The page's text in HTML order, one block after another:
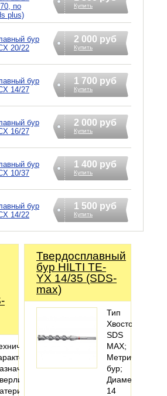
по
plus)
Купить
бур
20/22
2 000 руб
Купить
бур
14/27
1 700 руб
Купить
бур
16/27
2 000 руб
Купить
бур
10/37
1 400 руб
Купить
бур
14/22
1 500 руб
Купить
Твердосплавный
бур HILTI TE-
YX 14/35 (SDS-
max)
Тип
Хвостовика
SDS
MAX;
Метрический
бур;
Диаметр
14